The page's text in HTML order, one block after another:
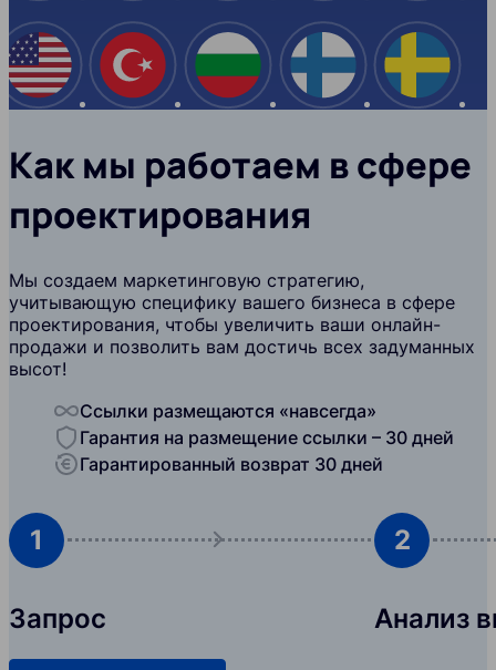
США Турция Болгария Финляндия
Как мы работаем в сфере
проектирования
Мы создаем маркетинговую стратегию,
учитывающую специфику вашего бизнеса в сфере
проектирования, чтобы увеличить ваши онлайн-
продажи и позволить вам достичь всех задуманных
высот!
Ссылки размещаются «навсегда»
Гарантия на размещение ссылки – 30 дней
Гарантированный возврат 30 дней
1
Запрос
2
Анализ